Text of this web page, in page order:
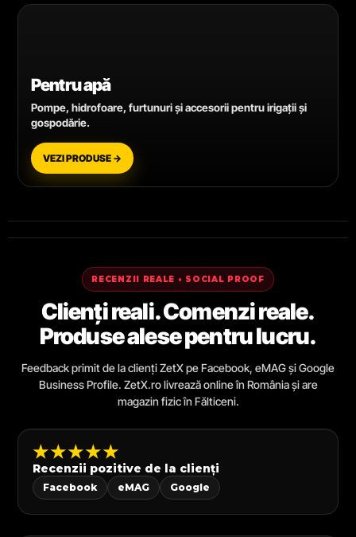
Pentru apă
Pompe, hidrofoare, furtunuri și accesorii pentru irigații și
gospodărie.
VEZI PRODUSE →
RECENZII REALE • SOCIAL PROOF
Clienți reali. Comenzi reale.
Produse alese pentru lucru.
Feedback primit de la clienți ZetX pe Facebook, eMAG și Google
Business Profile. ZetX.ro livrează online în România și are
magazin fizic în Fălticeni.
★★★★★
Recenzii pozitive de la clienți
Facebook eMAG Google